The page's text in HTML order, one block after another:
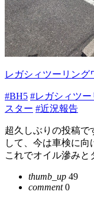
レガシィツーリング
#BH5 #レガシィツ
スター #近況報告
超久しぶりの投稿で
して、今は車検に向
これでオイル滲みと
thumb_up 49
comment0